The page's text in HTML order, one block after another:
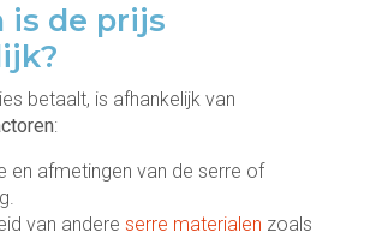
is de prijs
betaalt, is afhankelijk van
:
en afmetingen van de serre of
van andere serre materialen zoals